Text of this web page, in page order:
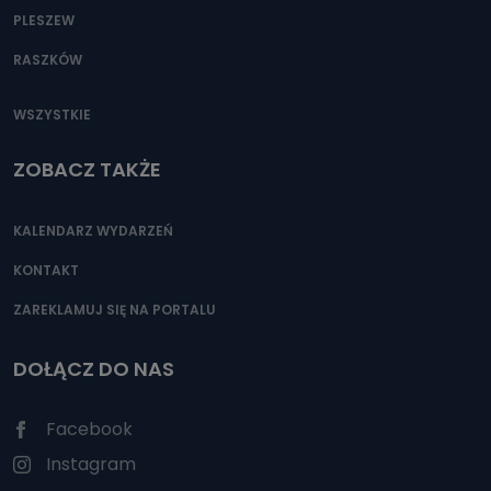
PLESZEW
RASZKÓW
WSZYSTKIE
ZOBACZ TAKŻE
KALENDARZ WYDARZEŃ
KONTAKT
ZAREKLAMUJ SIĘ NA PORTALU
DOŁĄCZ DO NAS
Facebook
Instagram